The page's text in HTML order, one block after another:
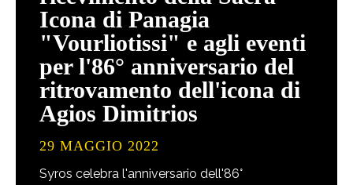
Icona di Panagia
"Vourliotissi" e agli eventi
per l'86° anniversario del
ritrovamento dell'icona di
Agios Dimitrios
29 MAGGIO 2022
Syros celebra l'anniversario dell'86°